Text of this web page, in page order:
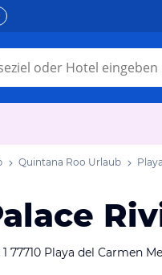
Quintana Roo Urlaub
77710 Playa del Carmen